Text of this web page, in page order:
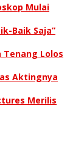
Mulai
Baik Saja”
Tenang Lolos
Aktingnya
Merilis